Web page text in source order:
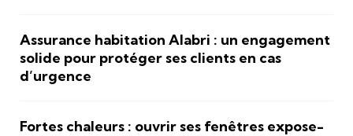
Assurance habitation Alabri : un engagement
solide pour protéger ses clients en cas
d’urgence
Fortes chaleurs : ouvrir ses fenêtres expose-